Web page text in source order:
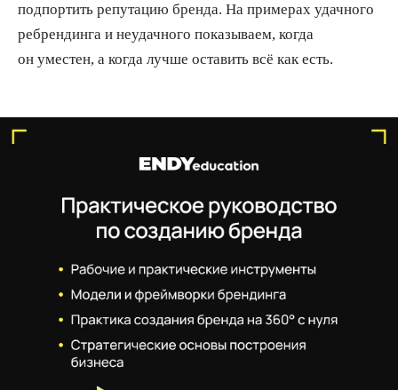
подпортить репутацию бренда. На примерах удачного
ребрендинга и неудачного показываем, когда
он уместен, а когда лучше оставить всё как есть.